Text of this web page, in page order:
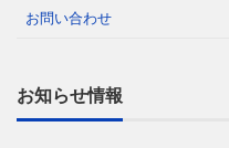
お問い合わせ
お知らせ情報